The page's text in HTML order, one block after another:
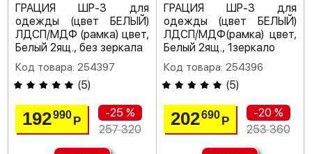
ГРАЦИЯ ШР-3 для
одежды (цвет БЕЛЫЙ)
ЛДСП/МДФ (рамка) цвет,
Белый 2ящ., без зеркала
Код товара: 254397
(5)
192990Р
-25 %
257 320
ГРАЦИЯ ШР-3 для
одежды (цвет БЕЛЫЙ)
ЛДСП/МДФ(рамка) цвет,
Белый 2ящ., 1зеркало
Код товара: 254396
(5)
202690 Р
-20 %
253 360